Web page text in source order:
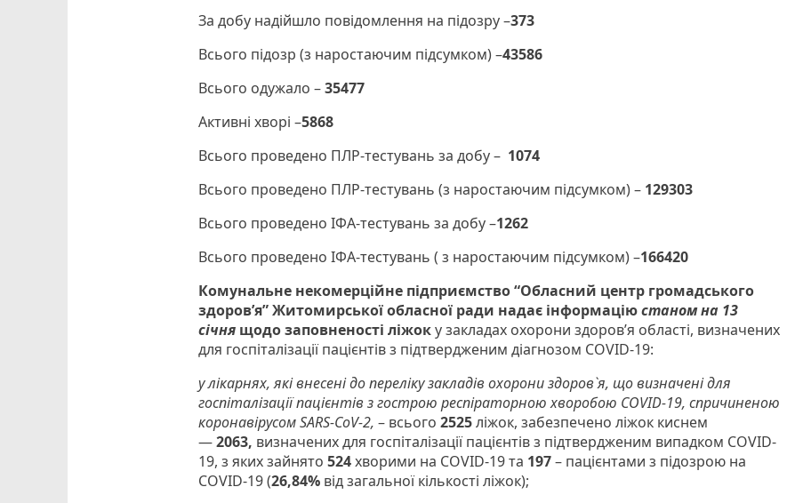
За добу надійшло повідомлення на підозру –373
Всього підозр (з наростаючим підсумком) –43586
Всього одужало –35477
Активні хворі –5868
Всього проведено ПЛР-тестувань за добу – 1074
Всього проведено ПЛР-тестувань (з наростаючим підсумком) – 129303
Всього проведено ІФА-тестувань за добу –1262
Всього проведено ІФА-тестувань ( з наростаючим підсумком) –166420
Комунальне некомерційне підприємство “Обласний центр громадського
здоров’я” Житомирської обласної ради надає інформаціюстаном на 13
січня щодо заповненості ліжоку закладах охорони здоров’я області, визначених
для госпіталізації пацієнтів з підтвердженим діагнозом COVID-19:
у лікарнях, які внесені до переліку закладів охорони здоров`я, що визначені для
госпіталізації пацієнтів з гострою респіраторною хворобою COVID-19, спричиненою
коронавірусом SARS-CoV-2, – всього2525ліжок, забезпечено ліжок киснем
—2063, визначених для госпіталізації пацієнтів з підтвердженим випадком COVID-
19, з яких зайнято524хворими на COVID-19 та 197– пацієнтами з підозрою на
COVID-19 (26,84% від загальної кількості ліжок);